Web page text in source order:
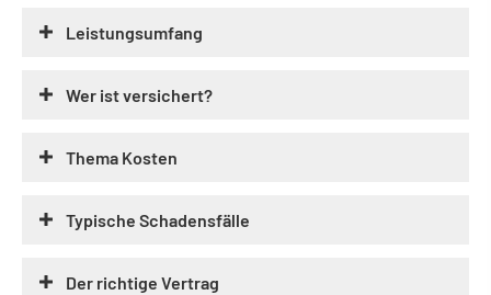
Leistungsumfang
Wer ist versichert?
Thema Kosten
Typische Schadensfälle
Der richtige Vertrag